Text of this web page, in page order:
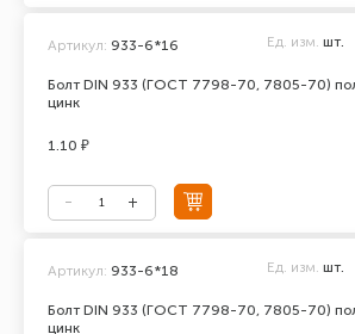
Болт DIN 933 (ГОСТ 7798-70, 7805-70)
цинк
Артикул: 933-6*16 Ед. изм. шт.
1.10 ₽
Болт DIN 933 (ГОСТ 7798-70, 7805-70)
цинк
Артикул: 933-6*18 Ед. изм. шт.